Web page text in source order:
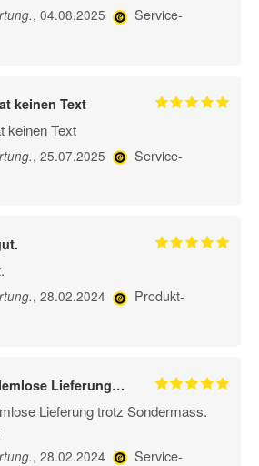
., 04.08.2025
Service-
keinen Text
keinen Text
., 25.07.2025
Service-
., 28.02.2024
Produkt-
Lieferung…
Lieferung trotz Sondermass.
., 28.02.2024
Service-